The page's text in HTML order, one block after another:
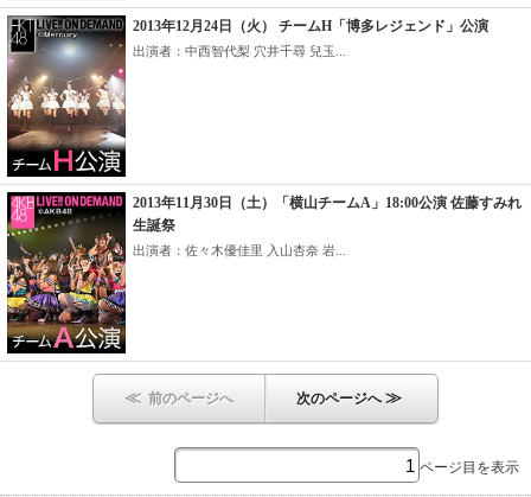
2013年12月24日（火） チームH「博多レジェンド」公演
出演者：中西智代梨 穴井千尋 兒玉...
2013年11月30日（土）「横山チームA」18:00公演 佐藤すみれ
生誕祭
出演者：佐々木優佳里 入山杏奈 岩...
≪ 前のページへ 次のページへ≫
ページ目を表示